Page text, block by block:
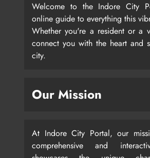
Welcome to the Indore City
online guide to everything this
Whether you're a resident or a
connect you with the heart and
city.
Our Mission
At Indore City Portal, our
comprehensive and